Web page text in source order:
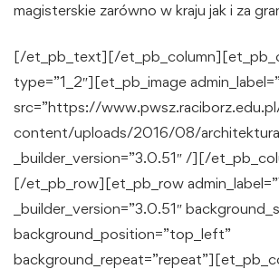
magisterskie zarówno w kraju jak i za
[/et_pb_text][/
type=”1_2″][et_pb_image
src=”https://
content/uploads/2016/08/
_builder_version=”3.0.51″ /][/
[/et_pb_row][et_pb_row
_builder_version=”3.0.51″
background_position=”top_left”